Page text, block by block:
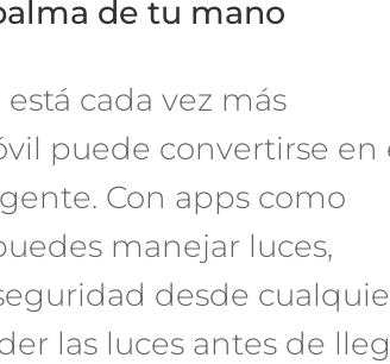
de tu mano
cada vez más
puede convertirse en
Con apps como
manejar luces,
desde
las luces antes de